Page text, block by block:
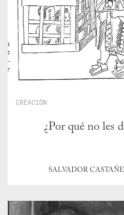
CREACIÓN
¿Por qué no les
SALVADOR